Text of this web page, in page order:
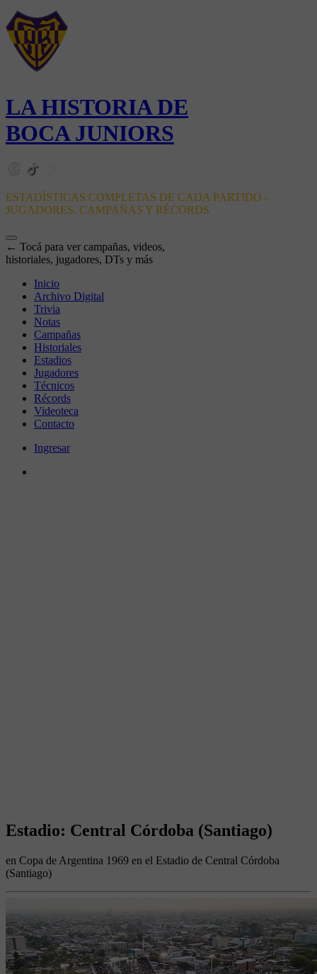
LA HISTORIA DE
BOCA JUNIORS
ESTADÍSTICAS COMPLETAS DE CADA PARTIDO -
JUGADORES, CAMPAÑAS Y RÉCORDS
← Tocá para ver campañas, videos,
historiales, jugadores, DTs y más
Inicio
Archivo Digital
Trivia
Notas
Campañas
Historiales
Estadios
Jugadores
Técnicos
Récords
Videoteca
Contacto
Ingresar
Estadio: Central Córdoba (Santiago)
en Copa de Argentina 1969 en el Estadio de Central Córdoba
(Santiago)